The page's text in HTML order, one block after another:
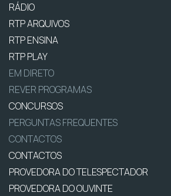
RÁDIO
RTP ARQUIVOS
RTP ENSINA
RTP PLAY
EM DIRETO
REVER PROGRAMAS
CONCURSOS
PERGUNTAS FREQUENTES
CONTACTOS
CONTACTOS
PROVEDORA DO TELESPECTADOR
PROVEDORA DO OUVINTE